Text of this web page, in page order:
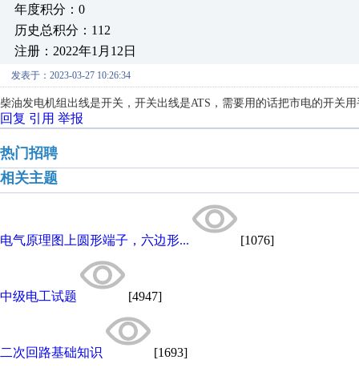
年度积分：0
历史总积分：112
注册：2022年1月12日
发表于：2023-03-27 10:26:34
柴油发电机组出线是开关，开关出线是ATS，需要用的话把市电的开关
回复 引用 举报
热门招聘
相关主题
电气原理图上圆形端子，六边形... [1076]
中级电工试题 [4947]
二次回路基础知识 [1693]